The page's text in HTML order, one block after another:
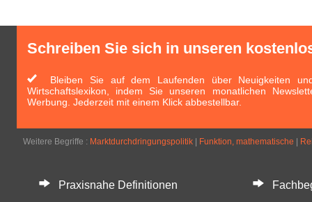
Schreiben Sie sich in unseren
Bleiben Sie auf dem Laufenden über Neuigkeiten
Wirtschaftslexikon, indem Sie unseren monatlichen
Werbung. Jederzeit mit einem Klick abbestellbar.
Weitere Begriffe : Marktdurchdringungspolitik Funktion, mathematische
Praxisnahe Definitionen